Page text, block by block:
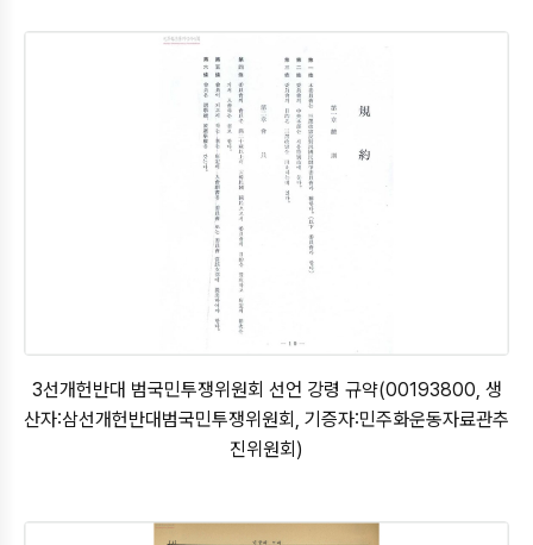
3선개헌반대 범국민투쟁위원회 선언 강령 규약(00193800, 생
산자:삼선개헌반대범국민투쟁위원회, 기증자:민주화운동자료관추
진위원회)